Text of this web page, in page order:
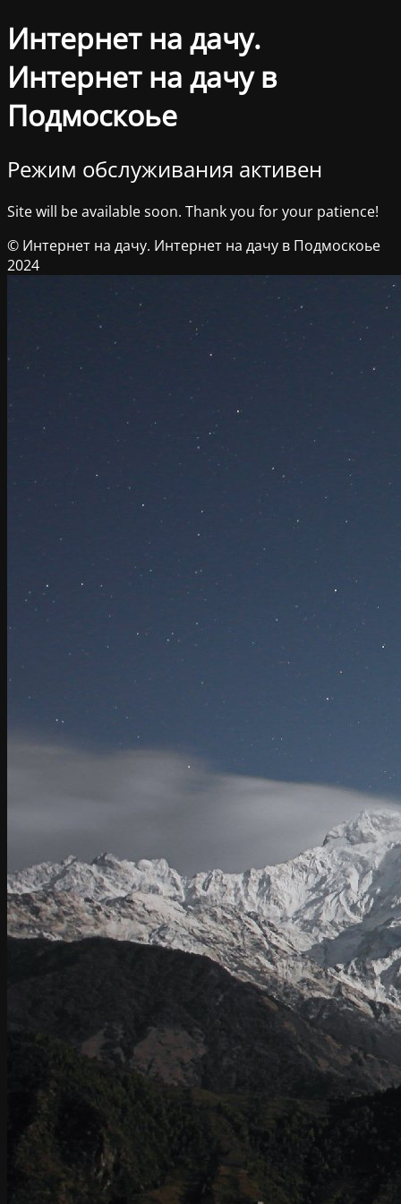
Интернет на дачу.
Интернет на дачу в
Подмоскоье
Режим обслуживания активен
Site will be available soon. Thank you for your patience!
© Интернет на дачу. Интернет на дачу в Подмоскоье
2024